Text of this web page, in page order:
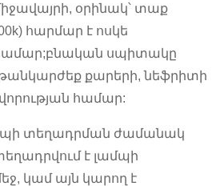
օրինակ՝ տաք
հարմար է ոսկե
համար;բնական սպիտակը
թանկարժեք քարերի, նեֆրիտի
համար:
տեղադրման ժամանակ
է լամպի
կամ այն ​​կարող է